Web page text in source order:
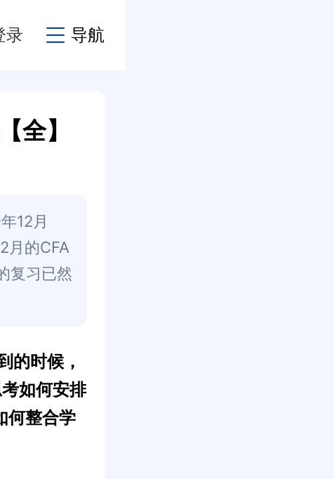
录 导航
全】
12月
月的CFA
复习已然
的时候，
如何安排
何整合学